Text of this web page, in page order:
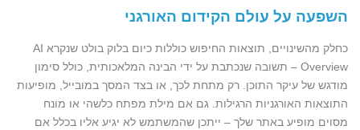
השפעה על עולם הקידום האורגני
כחלק מהשינויים, תוצאות החיפוש כוללות כיום בלוק בולט שנקרא AI
Overview – תשובה שנכתבת על ידי הבינה המלאכותית, כולל סימון
מודגש של עיקר התוכן. רק מתחת לכך, או בצד המסך במובייל, מופיעות
התוצאות האורגניות הרגילות. גם אם מילת מפתח כלשהי או מונח
מסוים מופיע באתר שלך – ייתכן שהמשתמש לא יגיע אליו בכלל אם